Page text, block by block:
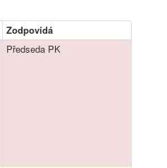
Zodpovídá
Předseda PK